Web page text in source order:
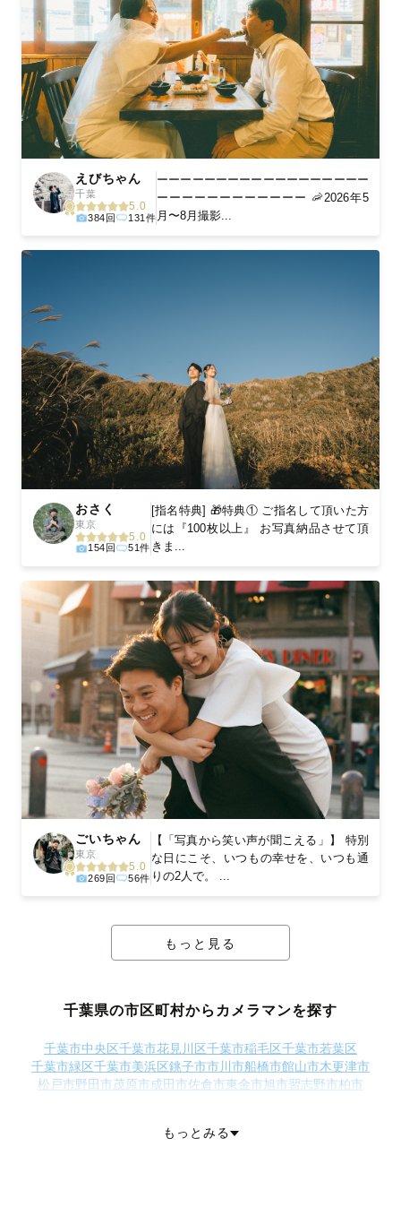
えびちゃん
千葉
5.0
384回 131件
ーーーーーーーーーーーーーーーーーー
ーーーーーーーーーーーー 🦐2026年5
月〜8月撮影...
おさく
東京
5.0
154回 51件
[指名特典] 🎁特典① ご指名して頂いた方
には『100枚以上』 お写真納品させて頂
きま...
ごいちゃん
東京
5.0
269回 56件
【「写真から笑い声が聞こえる」】 特別
な日にこそ、いつもの幸せを、いつも通
りの2人で。 ...
もっと見る
千葉県の市区町村からカメラマンを探す
千葉市中央区千葉市花見川区千葉市稲毛区千葉市若葉区
千葉市緑区千葉市美浜区銚子市市川市船橋市館山市木更津市
松戸市野田市茂原市成田市佐倉市東金市旭市習志野市柏市
いすみ市大網白里市
もっとみる